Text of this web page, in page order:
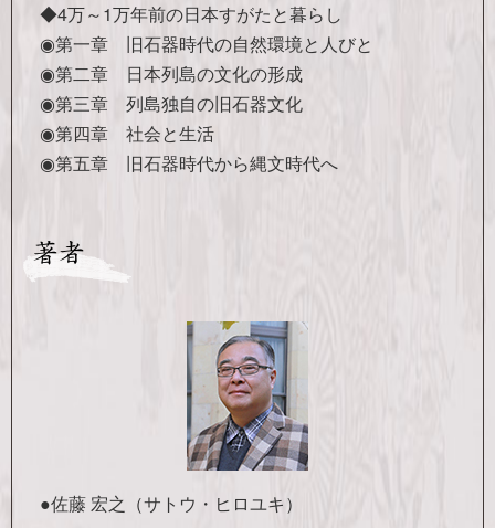
◆4万～1万年前の日本すがたと暮らし
◉第一章 旧石器時代の自然環境と人びと
◉第二章 日本列島の文化の形成
◉第三章 列島独自の旧石器文化
◉第四章 社会と生活
◉第五章 旧石器時代から縄文時代へ
●佐藤 宏之（サトウ・ヒロユキ）